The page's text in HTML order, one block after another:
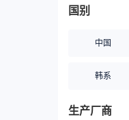
国别
中国
韩系
生产厂商